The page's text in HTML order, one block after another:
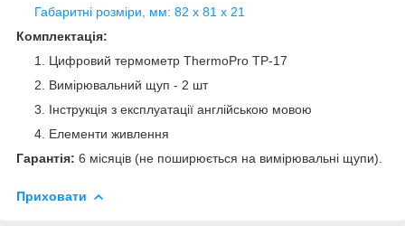
Габаритні розміри, мм: 82 х 81 х 21
Комплектація:
Цифровий термометр ThermoPro TP-17
Вимірювальний щуп - 2 шт
Інструкція з експлуатації англійською мовою
Елементи живлення
Гарантія: 6 місяців (не поширюється на вимірювальні щупи).
Приховати